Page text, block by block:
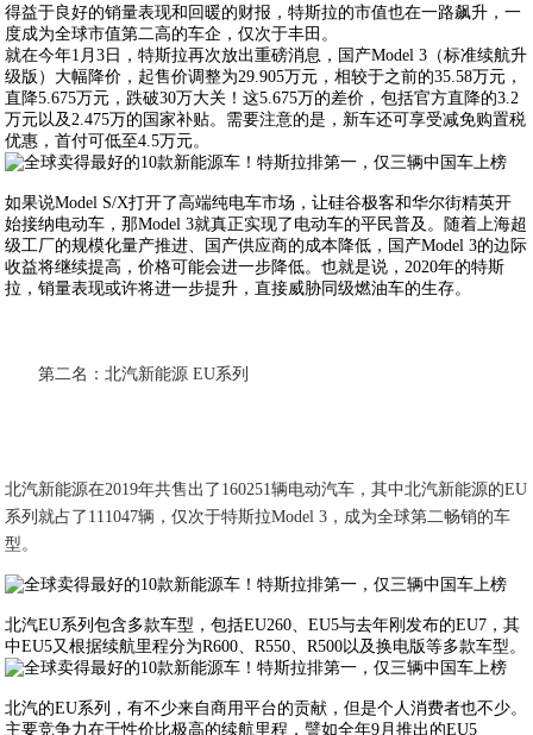
得益于良好的销量表现和回暖的财报，特斯拉的市值也在一路飙升，一
度成为全球市值第二高的车企，仅次于丰田。
就在今年1月3日，特斯拉再次放出重磅消息，国产Model 3（标准续航升
级版）大幅降价，起售价调整为29.905万元，相较于之前的35.58万元，
直降5.675万元，跌破30万大关！这5.675万的差价，包括官方直降的3.2
万元以及2.475万的国家补贴。需要注意的是，新车还可享受减免购置税
优惠，首付可低至4.5万元。
如果说Model S/X打开了高端纯电车市场，让硅谷极客和华尔街精英开
始接纳电动车，那Model 3就真正实现了电动车的平民普及。随着上海超
级工厂的规模化量产推进、国产供应商的成本降低，国产Model 3的边际
收益将继续提高，价格可能会进一步降低。也就是说，2020年的特斯
拉，销量表现或许将进一步提升，直接威胁同级燃油车的生存。
第二名：北汽新能源 EU系列
北汽新能源在2019年共售出了160251辆电动汽车，其中北汽新能源的EU
系列就占了111047辆，仅次于特斯拉Model 3，成为全球第二畅销的车
型。
北汽EU系列包含多款车型，包括EU260、EU5与去年刚发布的EU7，其
中EU5又根据续航里程分为R600、R550、R500以及换电版等多款车型。
北汽的EU系列，有不少来自商用平台的贡献，但是个人消费者也不少。
主要竞争力在于性价比极高的续航里程，譬如全年9月推出的EU5